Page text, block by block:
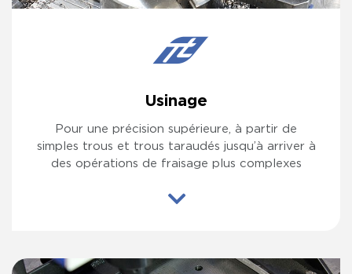
Usinage
Pour une précision supérieure, à partir de
simples trous et trous taraudés jusqu’à arriver à
des opérations de fraisage plus complexes